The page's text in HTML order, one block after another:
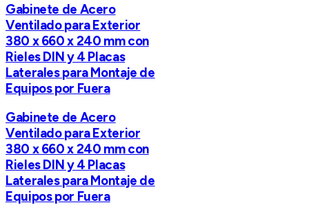
Gabinete de Acero
Ventilado para Exterior
380 x 660 x 240 mm con
Rieles DIN y 4 Placas
Laterales para Montaje de
Equipos por Fuera
Gabinete de Acero
Ventilado para Exterior
380 x 660 x 240 mm con
Rieles DIN y 4 Placas
Laterales para Montaje de
Equipos por Fuera